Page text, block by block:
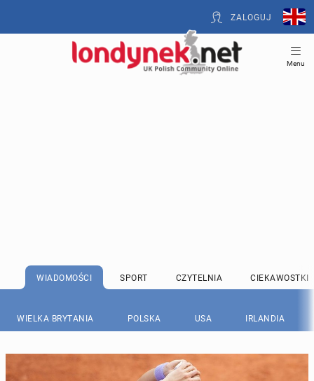
ZALOGUJ
Menu
WIADOMOŚCI SPORT CZYTELNIA CIEKAWOSTKI
WIELKA BRYTANIA POLSKA USA IRLANDIA